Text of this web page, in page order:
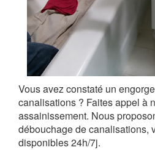
Vous avez constaté un
canalisations ? Faites appel à
assainissement. Nous
débouchage de canalisations,
disponibles 24h/7j.